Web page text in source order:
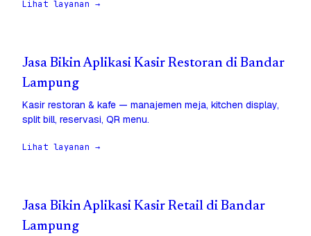
Lihat layanan →
Jasa Bikin Aplikasi Kasir Restoran di Bandar
Lampung
Kasir restoran & kafe — manajemen meja, kitchen display,
split bill, reservasi, QR menu.
Lihat layanan →
Jasa Bikin Aplikasi Kasir Retail di Bandar
Lampung